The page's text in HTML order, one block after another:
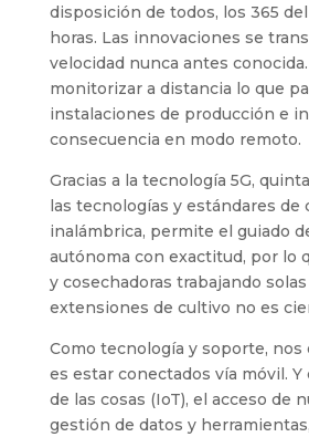
disposición de todos, los 365
horas. Las innovaciones se
velocidad nunca antes
monitorizar a distancia lo que
instalaciones de producción e
consecuencia en modo remoto.
Gracias a la tecnología 5G,
las tecnologías y estándares de
inalámbrica, permite el guiado
autónoma con exactitud, por lo
y cosechadoras trabajando
extensiones de cultivo no es
Como tecnología y soporte, nos
es estar conectados vía móvil.
de las cosas (IoT), el acceso de
gestión de datos y